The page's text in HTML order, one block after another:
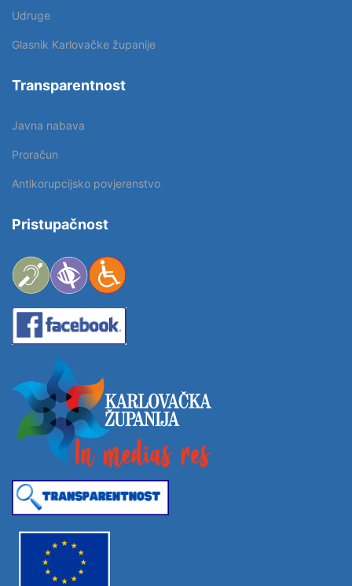
Udruge
Glasnik Karlovačke županije
Transparentnost
Javna nabava
Proračun
Antikorupcijsko povjerenstvo
Pristupačnost